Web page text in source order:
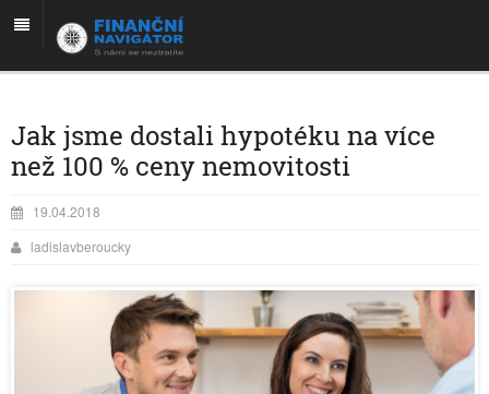
Jak jsme dostali hypotéku na více
než 100 % ceny nemovitosti
19.04.2018
ladislavberoucky